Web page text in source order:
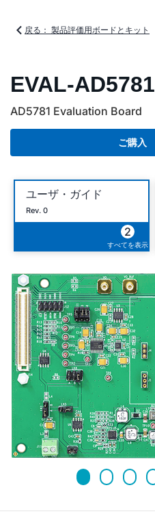
戻る： 製品評価用ボードとキット
EVAL-AD5781
AD5781 Evaluation Board
ご購入
ユーザ・ガイド
Rev. 0
2
すべてを表示